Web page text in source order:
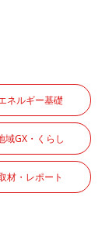
ネルギー基礎
域GX・くらし
材・レポート